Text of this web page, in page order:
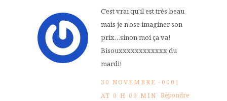
C’est vrai qu’il est très beau
mais je n’ose imaginer son
prix…sinon moi ça va!
Bisouxxxxxxxxxxxx du
mardi!
30 NOVEMBRE -0001
AT 0 H 00 MIN Répondre